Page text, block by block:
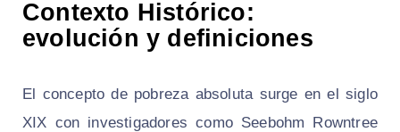
Contexto Histórico:
evolución y definiciones
El concepto de pobreza absoluta surge en el siglo
XIX con investigadores como Seebohm Rowntree